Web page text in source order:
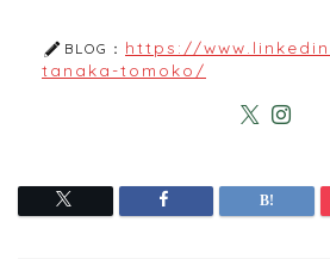
BLOG： https://
tanaka-tomoko/